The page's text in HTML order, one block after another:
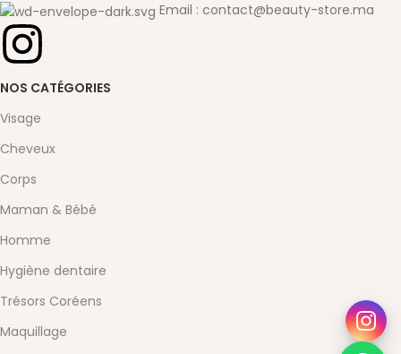
Email : contact@beauty-store.ma
NOS CATÉGORIES
Visage
Cheveux
Corps
Maman & Bébé
Homme
Hygiène dentaire
Trésors Coréens
Maquillage